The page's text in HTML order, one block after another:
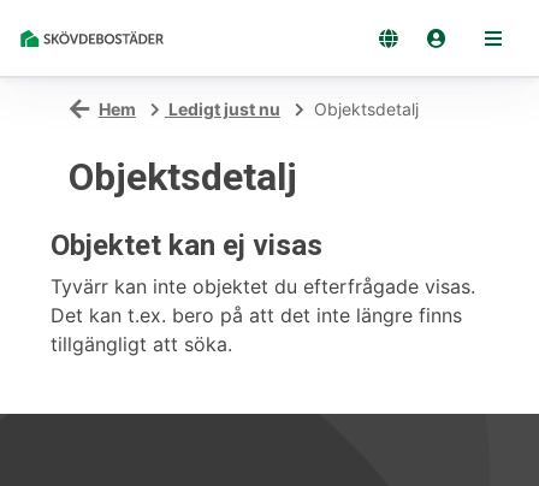
Hem Ledigt just nu Objektsdetalj
Objektsdetalj
Objektet kan ej visas
Tyvärr kan inte objektet du efterfrågade visas.
Det kan t.ex. bero på att det inte längre finns
tillgängligt att söka.